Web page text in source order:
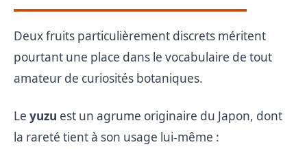
Deux fruits particulièrement discrets méritent
pourtant une place dans le vocabulaire de tout
amateur de curiosités botaniques.
Le yuzu est un agrume originaire du Japon, dont
la rareté tient à son usage lui-même :